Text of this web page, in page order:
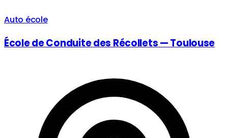
Auto école
École de Conduite des Récollets — Toulouse